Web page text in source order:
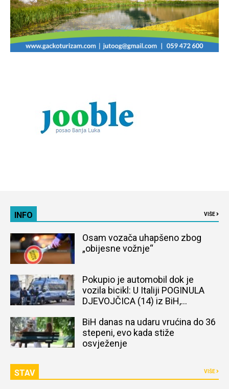
INFO VIŠE
Osam vozača uhapšeno zbog
„obijesne vožnje“
Pokupio je automobil dok je
vozila bicikl: U Italiji POGINULA
DJEVOJČICA (14) iz BiH,
BiH danas na udaru vrućina do 36
stepeni, evo kada stiže
osvježenje
STAV VIŠE